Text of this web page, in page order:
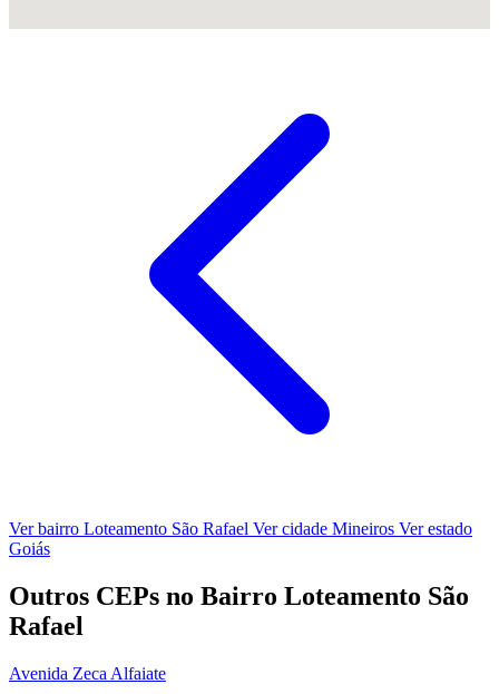
Ver bairro Loteamento São Rafael Ver cidade Mineiros Ver estado
Goiás
Outros CEPs no Bairro Loteamento São
Rafael
Avenida Zeca Alfaiate